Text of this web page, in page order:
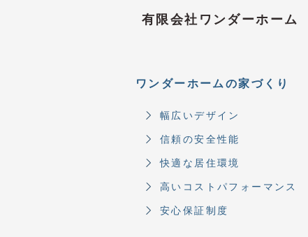
有限会社ワンダーホーム
ワンダーホームの家づくり
幅広いデザイン
信頼の安全性能
快適な居住環境
高いコストパフォーマンス
安心保証制度